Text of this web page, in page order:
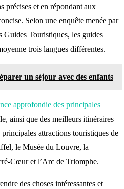
précises et en répondant aux
Selon une enquête menée par
Guides Touristiques, les guides
trois langues différentes.
un séjour avec des enfants
approfondie des principales
ainsi que des meilleurs itinéraires
attractions touristiques de
le Musée du Louvre, la
Cœur et l’Arc de Triomphe.
des choses intéressantes et